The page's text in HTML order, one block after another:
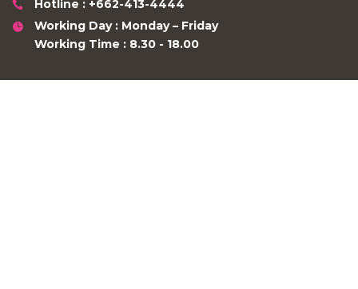
Hotline : +662-413-4444
Working Day : Monday – Friday
Working Time : 8.30 - 18.00